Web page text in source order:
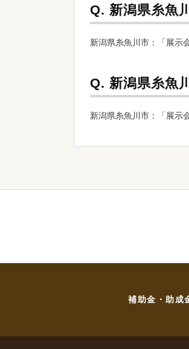
Q. 新潟県糸魚
新潟県糸魚川市：「展示
Q. 新潟県糸魚
新潟県糸魚川市：「展示
補助金・助成